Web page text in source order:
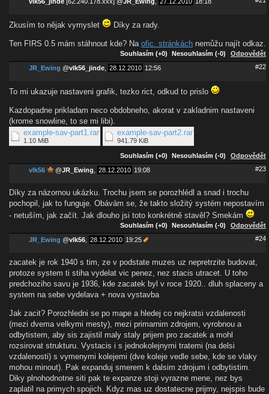
Zkusím to nějak vymyslet Díky za rady.
Ten FIRS 0.5 mám stáhnout kde? Na ofic. stránkách nemůžu najít odkaz.
Souhlasím (+0) Nesouhlasím (-0) Odpovědět
JR_Ewing @vlk56_jinde 28.12.2010 12:56 #22
To mi ukazuje nastaveni grafik, tezko rict, odkud to prislo
Kazdopadne prikladam neco obdobneho, akorat v zakladnim nastaveni
(krome snowline, to se mi libi).
example-sav-part1.rar
1.10 MiB
example-sav-part2.rar
941.79 KiB
Souhlasím (+0) Nesouhlasím (-0) Odpovědět
vlk56 @JR_Ewing, 28.12.2010 19:08 #23
Díky za názornou ukázku. Trochu jsem se porozhlédl a snad i trochu
pochopil, jak to funguje. Obávám se, že takto složitý systém nepostavím
- netuším, jak začít. Jak dlouho jsi toto konkrétně stavěl? Smekám
Souhlasím (+0) Nesouhlasím (-0) Odpovědět
JR_Ewing @vlk56, 28.12.2010 19:25 #24
zacatek je rok 1940 s tim, ze v podstate muzes uz nepretrzite budovat,
protoze system ti stiha vydelat vic penez, nez stacis utracet. U toho
predchoziho savu je 1936, kde zacatek byl v roce 1920.. dluh splaceny a
system na sebe vydelava + nova vystavba
Jak zacit? Porozhledni se po mape a hledej co nejkratsi vzdalenosti
(mezi dvema velkymi mesty), mezi primarnim zdrojem, vyrobnou a
odbytistem, aby sis zajistil maly staly prijem pro zacatek a mohl
rozsirovat strukturu. Vystacis i s jednokolejnymi tratemi (na delsi
vzdalenosti) s vymenymi kolejemi (dve koleje vedle sebe, kde se vlaky
mohou minout). Pak expanduj smerem k dalsim zdrojum i odbytistim.
Diky plnohodnotne siti pak te expanze stoji vyrazne mene, nez bys
zaplatil na primych spojich. Kdyz mas uz dostatecne prijmy, nejspis bude